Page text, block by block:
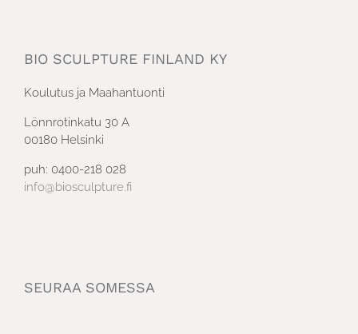
BIO SCULPTURE FINLAND KY
Koulutus ja Maahantuonti
Lönnrotinkatu 30 A
00180 Helsinki
puh: 0400-218 028
info@biosculpture.fi
SEURAA SOMESSA